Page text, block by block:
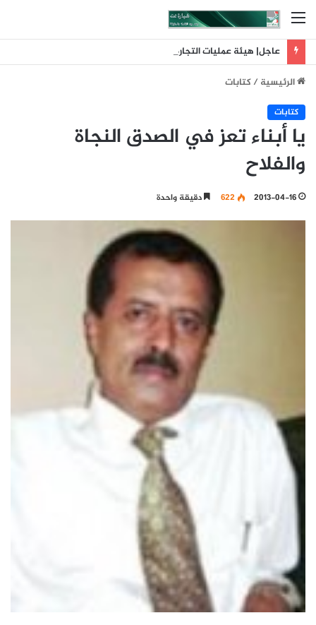
القائمة
الرئيسية/كتابات
كتابات
يا أبناء تعز في الصدق النجاة
والفلاح
2013-04-16
622 دقيقة واحدة